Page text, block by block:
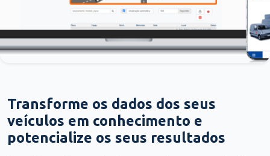
Transforme os dados dos seus
veículos em conhecimento e
potencialize os seus resultados